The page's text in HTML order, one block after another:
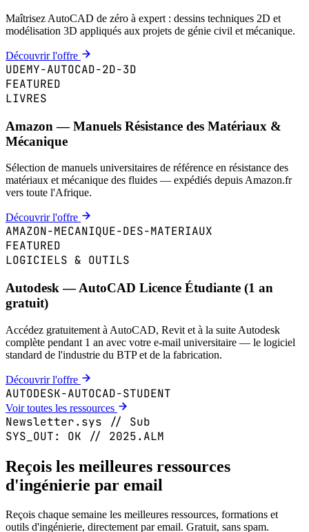
Maîtrisez AutoCAD de zéro à expert : dessins techniques 2D et
modélisation 3D appliqués aux projets de génie civil et mécanique.
Découvrir l'offre
UDEMY-AUTOCAD-2D-3D
FEATURED
LIVRES
Amazon — Manuels Résistance des Matériaux &
Mécanique
Sélection de manuels universitaires de référence en résistance des
matériaux et mécanique des fluides — expédiés depuis Amazon.fr
vers toute l'Afrique.
Découvrir l'offre
AMAZON-MECANIQUE-DES-MATERIAUX
FEATURED
LOGICIELS & OUTILS
Autodesk — AutoCAD Licence Étudiante (1 an
gratuit)
Accédez gratuitement à AutoCAD, Revit et à la suite Autodesk
complète pendant 1 an avec votre e-mail universitaire — le logiciel
standard de l'industrie du BTP et de la fabrication.
Découvrir l'offre
AUTODESK-AUTOCAD-STUDENT
Voir toutes les ressources
Newsletter.sys // Sub
SYS_OUT: OK // 2025.ALM
Reçois les meilleures ressources
d'ingénierie par email
Reçois chaque semaine les meilleures ressources, formations et
outils d'ingénierie, directement par email. Gratuit, sans spam.